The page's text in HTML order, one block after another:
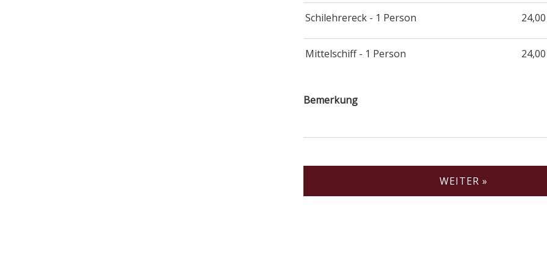
Schilehrereck - 1 Person
Mittelschiff - 1 Person
Bemerkung
WEITER »